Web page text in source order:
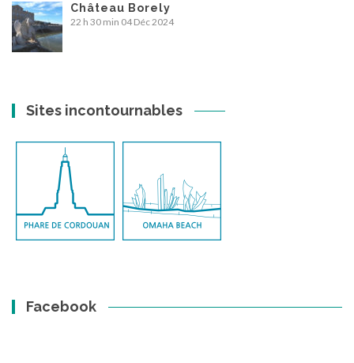
Château Borely
22 h 30 min 04 Déc 2024
Sites incontournables
Facebook